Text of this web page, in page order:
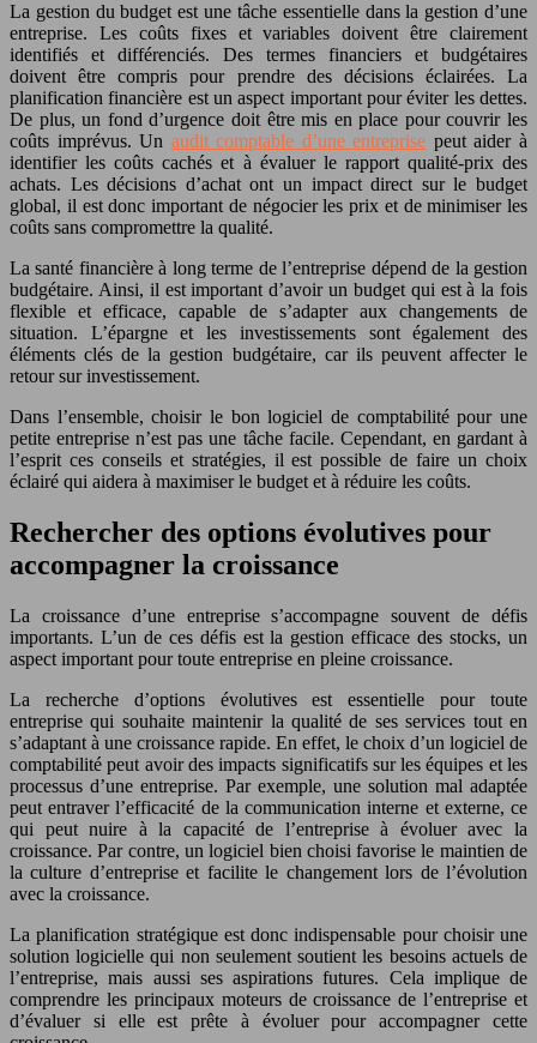
La gestion du budget est une tâche essentielle dans la gestion d’une
entreprise. Les coûts fixes et variables doivent être clairement
identifiés et différenciés. Des termes financiers et budgétaires
doivent être compris pour prendre des décisions éclairées. La
planification financière est un aspect important pour éviter les dettes.
De plus, un fond d’urgence doit être mis en place pour couvrir les
coûts imprévus. Un audit comptable d’une entreprise peut aider à
identifier les coûts cachés et à évaluer le rapport qualité-prix des
achats. Les décisions d’achat ont un impact direct sur le budget
global, il est donc important de négocier les prix et de minimiser les
coûts sans compromettre la qualité.
La santé financière à long terme de l’entreprise dépend de la gestion
budgétaire. Ainsi, il est important d’avoir un budget qui est à la fois
flexible et efficace, capable de s’adapter aux changements de
situation. L’épargne et les investissements sont également des
éléments clés de la gestion budgétaire, car ils peuvent affecter le
retour sur investissement.
Dans l’ensemble, choisir le bon logiciel de comptabilité pour une
petite entreprise n’est pas une tâche facile. Cependant, en gardant à
l’esprit ces conseils et stratégies, il est possible de faire un choix
éclairé qui aidera à maximiser le budget et à réduire les coûts.
Rechercher des options évolutives pour
accompagner la croissance
La croissance d’une entreprise s’accompagne souvent de défis
importants. L’un de ces défis est la gestion efficace des stocks, un
aspect important pour toute entreprise en pleine croissance.
La recherche d’options évolutives est essentielle pour toute
entreprise qui souhaite maintenir la qualité de ses services tout en
s’adaptant à une croissance rapide. En effet, le choix d’un logiciel de
comptabilité peut avoir des impacts significatifs sur les équipes et les
processus d’une entreprise. Par exemple, une solution mal adaptée
peut entraver l’efficacité de la communication interne et externe, ce
qui peut nuire à la capacité de l’entreprise à évoluer avec la
croissance. Par contre, un logiciel bien choisi favorise le maintien de
la culture d’entreprise et facilite le changement lors de l’évolution
avec la croissance.
La planification stratégique est donc indispensable pour choisir une
solution logicielle qui non seulement soutient les besoins actuels de
l’entreprise, mais aussi ses aspirations futures. Cela implique de
comprendre les principaux moteurs de croissance de l’entreprise et
d’évaluer si elle est prête à évoluer pour accompagner cette